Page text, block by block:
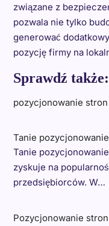
związane z
pozwala nie tylko
generować
pozycję firmy na
Sprawdź także:
pozycjonowanie stron
Tanie
Tanie
zyskuje na
przedsiębiorców. W…
Pozycjonowanie